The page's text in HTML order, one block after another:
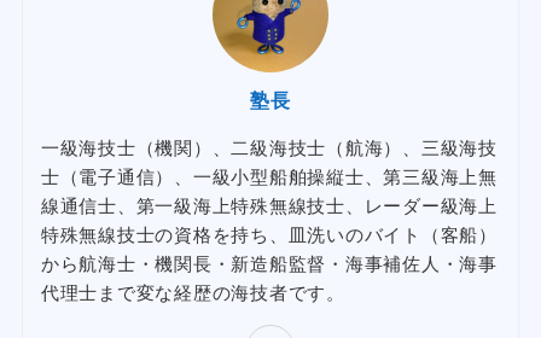
塾長
一級海技士（機関）、二級海技士（航海）、三級海技
士（電子通信）、一級小型船舶操縦士、第三級海上無
線通信士、第一級海上特殊無線技士、レーダー級海上
特殊無線技士の資格を持ち、皿洗いのバイト（客船）
から航海士・機関長・新造船監督・海事補佐人・海事
代理士まで変な経歴の海技者です。